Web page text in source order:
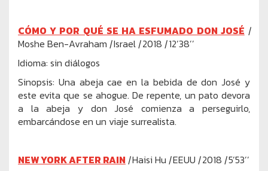
CÓMO Y POR QUÉ SE HA ESFUMADO DON JOSÉ |
Moshe Ben-Avraham |Israel|2018 |12’38’’
Idioma: sin diálogos
Sinopsis: Una abeja cae en la bebida de don José y
este evita que se ahogue. De repente, un pato devora
a la abeja y don José comienza a perseguirlo,
embarcándose en un viaje surrealista.
NEW YORK AFTER RAIN |Haisi Hu |EEUU |2018 |5’53’’